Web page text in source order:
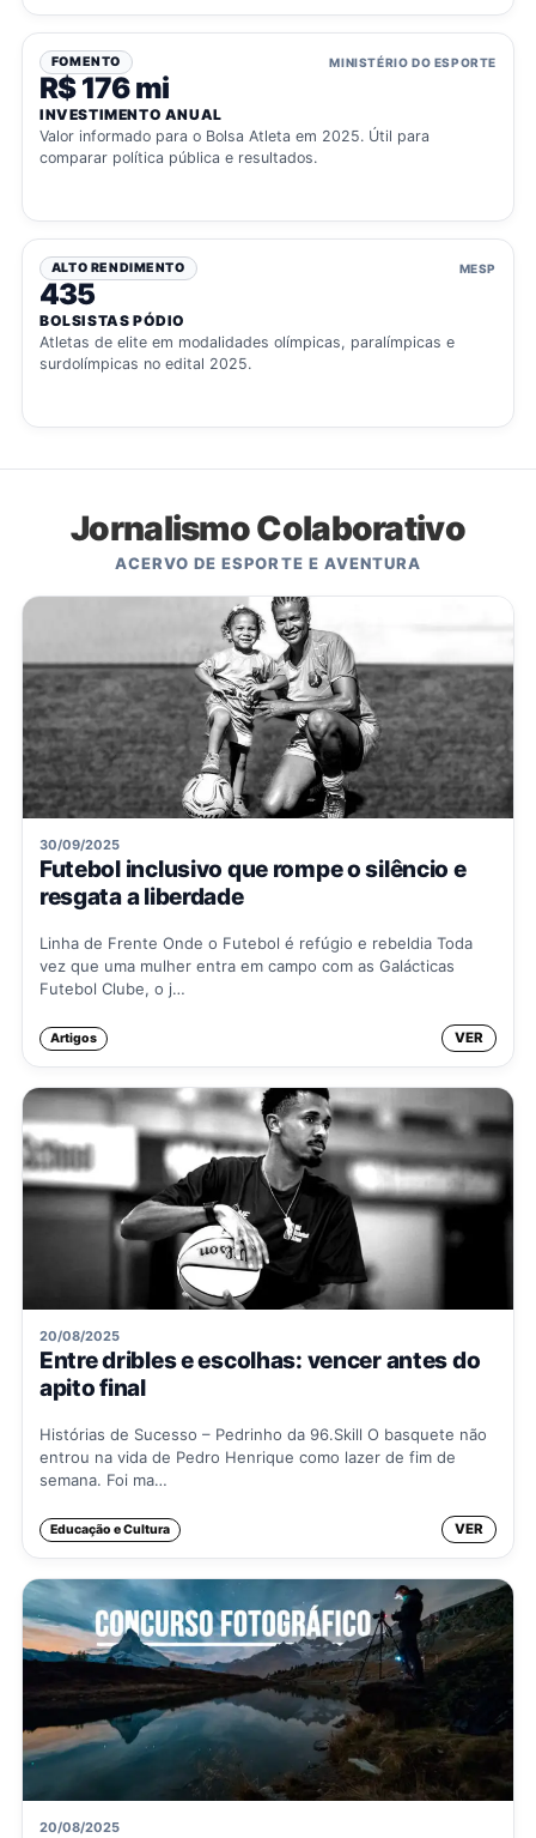
FOMENTO MINISTÉRIO DO ESPORTE
R$ 176 mi
INVESTIMENTO ANUAL
Valor informado para o Bolsa Atleta em 2025. Útil para
comparar política pública e resultados.
ALTO RENDIMENTO MESP
435
BOLSISTAS PÓDIO
Atletas de elite em modalidades olímpicas, paralímpicas e
surdolímpicas no edital 2025.
Jornalismo Colaborativo
ACERVO DE ESPORTE E AVENTURA
30/09/2025
Futebol inclusivo que rompe o silêncio e
resgata a liberdade
Linha de Frente Onde o Futebol é refúgio e rebeldia Toda
vez que uma mulher entra em campo com as Galácticas
Futebol Clube, o j…
Artigos VER
20/08/2025
Entre dribles e escolhas: vencer antes do
apito final
Histórias de Sucesso – Pedrinho da 96.Skill O basquete não
entrou na vida de Pedro Henrique como lazer de fim de
semana. Foi ma…
Educação e Cultura VER
20/08/2025